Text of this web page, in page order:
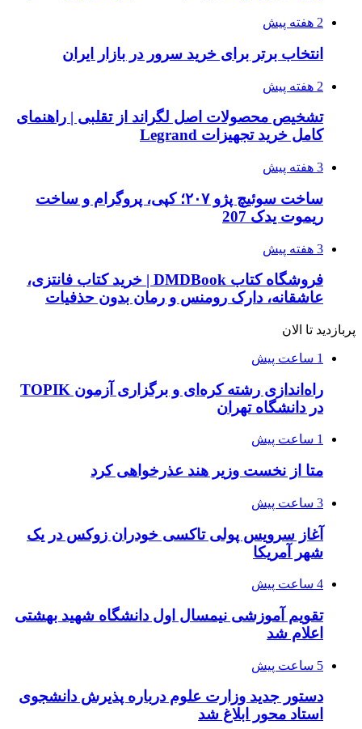
2 هفته پیش
انتخاب برتر برای خرید سرور در بازار ایران
2 هفته پیش
تشخیص محصولات اصل لگراند از تقلبی | راهنمای
کامل خرید تجهیزات Legrand
3 هفته پیش
ساخت سوئیچ پژو ۲۰۷؛ کپی، پروگرام و ساخت
ریموت یدک 207
3 هفته پیش
فروشگاه کتاب DMDBook | خرید کتاب فانتزی،
عاشقانه، دارک رومنس و رمان بدون حذفیات
پربازدید تا الان
1 ساعت پیش
راه‌اندازی رشته کره‌ای و برگزاری آزمون TOPIK
در دانشگاه تهران
1 ساعت پیش
متا از نخست وزیر هند عذرخواهی کرد
3 ساعت پیش
آغاز سرویس پولی تاکسی خودران زوکس در یک
شهر آمریکا
4 ساعت پیش
تقویم آموزشی نیمسال اول دانشگاه شهید بهشتی
اعلام شد
5 ساعت پیش
دستور جدید وزارت علوم درباره پذیرش دانشجوی
استاد محور ابلاغ شد